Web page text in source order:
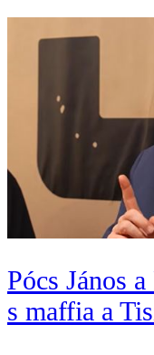
Pócs János
s maffia a